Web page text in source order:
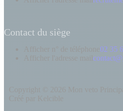
Contact du siège
Afficher n° de téléphone 02 35